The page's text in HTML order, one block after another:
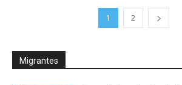
1 2
Migrantes